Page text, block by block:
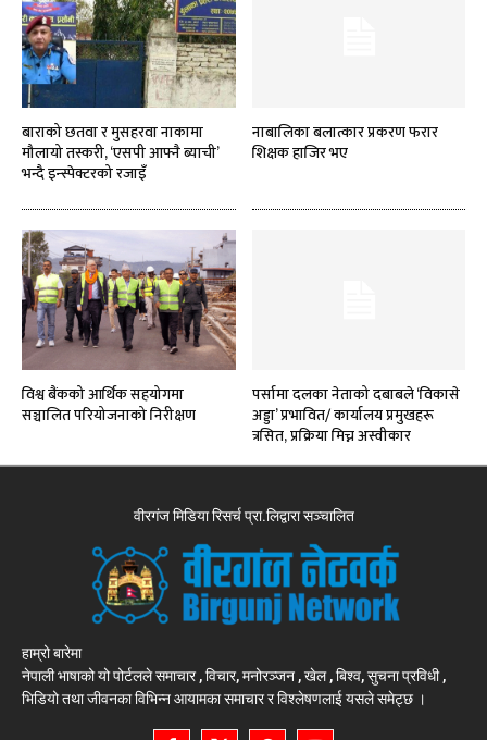
बाराको छतवा र मुसहरवा नाकामा
मौलायो तस्करी, ‘एसपी आफ्नै ब्याची’
भन्दै इन्स्पेक्टरको रजाइँ
नाबालिका बलात्कार प्रकरण फरार
शिक्षक हाजिर भए
विश्व बैंकको आर्थिक सहयोगमा
सञ्चालित परियोजनाको निरीक्षण
पर्सामा दलका नेताको दबाबले ‘विकासे
अड्डा’ प्रभावित/ कार्यालय प्रमुखहरू
त्रसित, प्रक्रिया मिच्न अस्वीकार
वीरगंज मिडिया रिसर्च प्रा.लिद्वारा सञ्चालित
हाम्रो बारेमा
नेपाली भाषाको यो पोर्टलले समाचार , विचार, मनोरञ्जन , खेल , बिश्व, सुचना प्रविधी ,
भिडियो तथा जीवनका विभिन्न आयामका समाचार र विश्लेषणलाई यसले समेट्छ ।